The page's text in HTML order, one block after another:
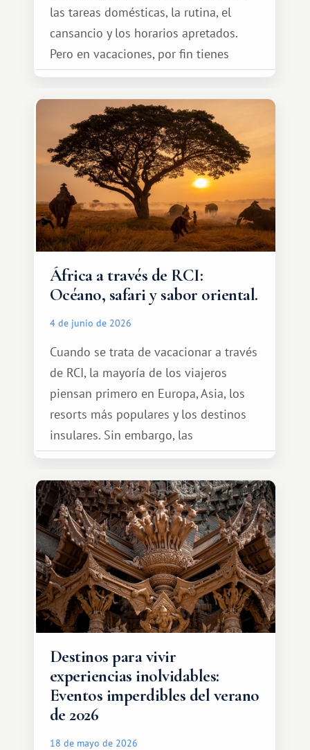
las tareas domésticas, la rutina, el
cansancio y los horarios apretados.
Pero en vacaciones, por fin tienes
espacio para dos y ganas de hacer algo
especial por tu pareja. No tiene por
qué ser algo grandioso, pero sí algo
cálido y memorable.
África a través de RCI:
Océano, safari y sabor oriental.
4 de junio de 2026
Cuando se trata de vacacionar a través
de RCI, la mayoría de los viajeros
piensan primero en Europa, Asia, los
resorts más populares y los destinos
insulares. Sin embargo, las
oportunidades que ofrece el sistema
de intercambio son mucho más
amplias. Entre ellas se encuentra
África, un continente que ofrece una
experiencia de viaje completamente
diferente.
Destinos para vivir
experiencias inolvidables:
Eventos imperdibles del verano
de 2026
18 de mayo de 2026